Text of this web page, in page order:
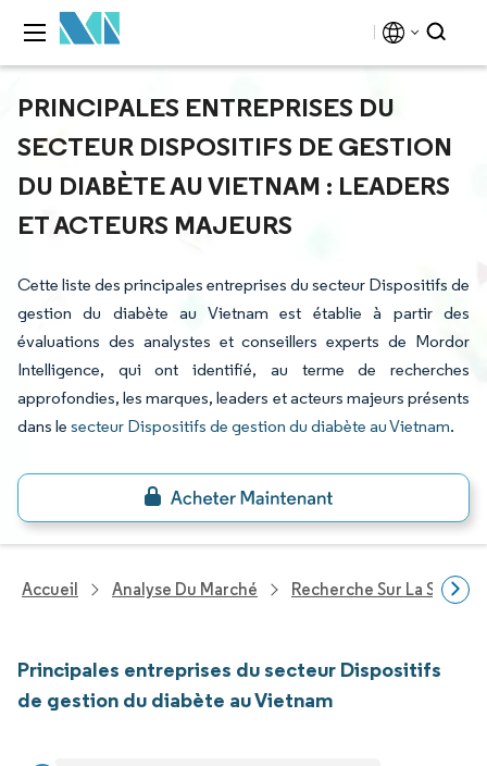
PRINCIPALES ENTREPRISES DU
SECTEUR DISPOSITIFS DE GESTION
DU DIABÈTE AU VIETNAM : LEADERS
ET ACTEURS MAJEURS
Cette liste des principales entreprises du secteur Dispositifs de
gestion du diabète au Vietnam est établie à partir des
évaluations des analystes et conseillers experts de Mordor
Intelligence, qui ont identifié, au terme de recherches
approfondies, les marques, leaders et acteurs majeurs présents
dans le secteur Dispositifs de gestion du diabète au Vietnam.
Accueil Analyse Du Marché Recherche Sur La Santé
Principales entreprises du secteur Dispositifs
de gestion du diabète au Vietnam